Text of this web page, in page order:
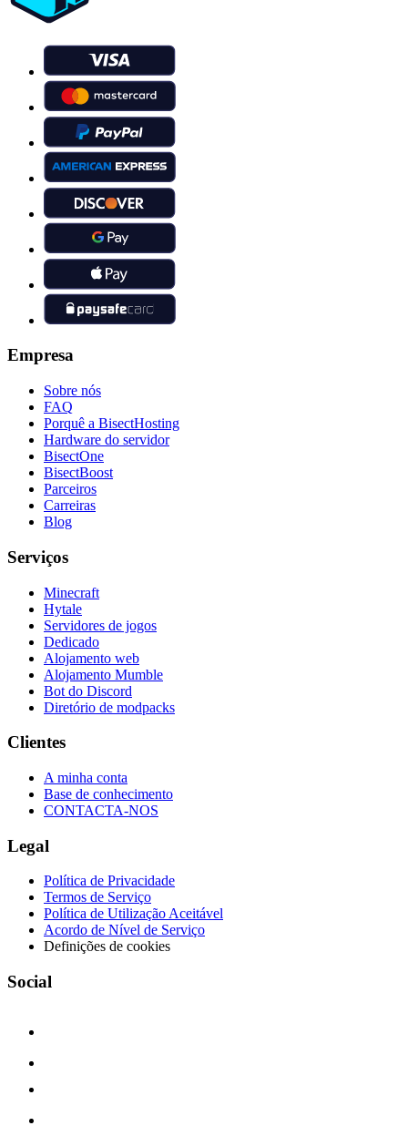
Empresa
Sobre nós
FAQ
Porquê a BisectHosting
Hardware do servidor
BisectOne
BisectBoost
Parceiros
Carreiras
Blog
Serviços
Minecraft
Hytale
Servidores de jogos
Dedicado
Alojamento web
Alojamento Mumble
Bot do Discord
Diretório de modpacks
Clientes
A minha conta
Base de conhecimento
CONTACTA-NOS
Legal
Política de Privacidade
Termos de Serviço
Política de Utilização Aceitável
Acordo de Nível de Serviço
Definições de cookies
Social